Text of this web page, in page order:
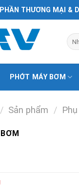
THƯƠNG MẠI &
Tìm
PHỚT MÁY BƠM
/ Sản phẩm /